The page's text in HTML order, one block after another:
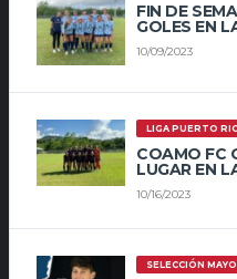
FIN DE
GOLES EN
10/09/2023
LIGA PUERTO
COAMO FC
LUGAR EN
10/16/2023
SELECCIÓN